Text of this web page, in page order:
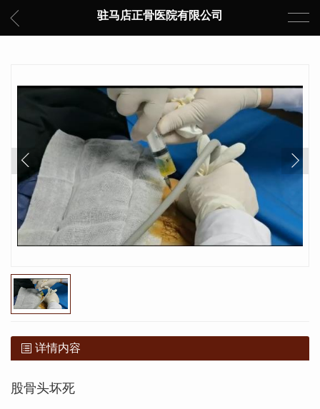
驻马店正骨医院有限公司
详情内容
股骨头坏死